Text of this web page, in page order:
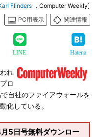
Flinders ，Computer Weekly]
PC用表示
関連情報
LINE Hatena
れ
ロ
自社のファイアウォールを
化している。
5日号無料ダウンロー